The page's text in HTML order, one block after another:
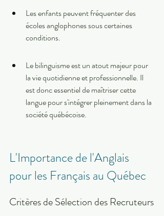
Les enfants peuvent fréquenter des
écoles anglophones sous certaines
conditions.
Le bilinguisme est un atout majeur pour
la vie quotidienne et professionnelle. Il
est donc essentiel de maîtriser cette
langue pour s'intégrer pleinement dans la
société québécoise.
L'Importance de l'Anglais
pour les Français au Québec
Critères de Sélection des Recruteurs